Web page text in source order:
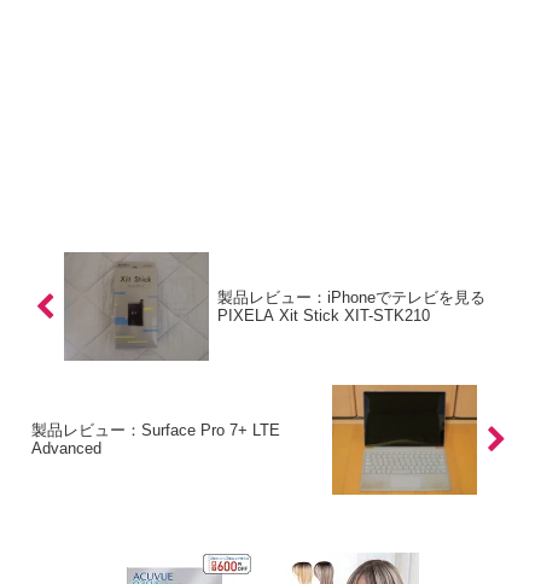
製品レビュー：iPhoneでテレビを見る
PIXELA Xit Stick XIT-STK210
製品レビュー：Surface Pro 7+ LTE
Advanced